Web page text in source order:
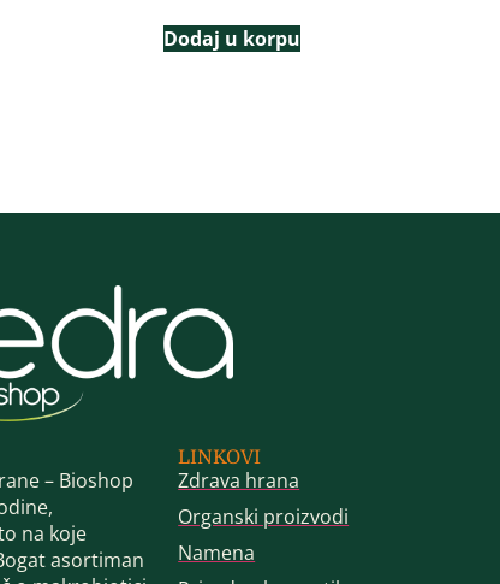
Dodaj u korpu
– Bioshop
na koje
asortiman
LINKOVI
Zdrava hrana
Organski proizvodi
Namena